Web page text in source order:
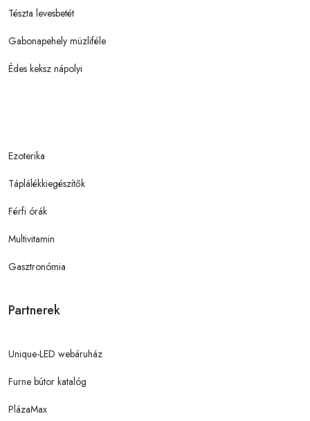
Tészta levesbetét
Gabonapehely müzliféle
Édes keksz nápolyi
Ezoterika
Táplálékkiegészítők
Férfi órák
Multivitamin
Gasztronómia
Partnerek
Unique-LED webáruház
Furne bútor katalóg
PlázaMax